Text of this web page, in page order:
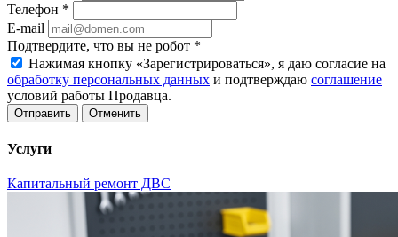
Телефон *
E-mail
Подтвердите, что вы не робот *
Нажимая кнопку «Зарегистрироваться», я даю согласие на
обработку персональных данных и подтверждаю соглашение
условий работы Продавца.
Отменить
Услуги
Капитальный ремонт ДВС